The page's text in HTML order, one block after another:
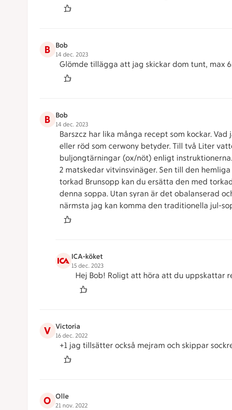
B Bob
14 dec. 2023
Glömde tillägga att jag skickar dom tunt, max
B Bob
14 dec. 2023
Barszcz har lika många recept som kockar.
eller röd som cerwony betyder. Till två Liter
buljongtärningar (ox/nöt) enligt
2 matskedar vitvinsvinäger. Sen till den
torkad Brunsopp kan du ersätta den med
denna soppa. Utan syran är det obalanserad
närmsta jag kan komma den traditionella jul-
ICA-köket
15 dec. 2023
Hej Bob! Roligt att höra att du uppskattar
V Victoria
16 dec. 2022
+1 jag tillsätter också mejram och skippar
O Olle
21 nov. 2022